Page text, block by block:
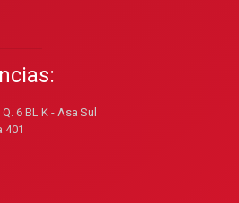
6 BL K - Asa Sul
401